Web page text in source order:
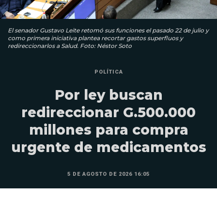
El senador Gustavo Leite retomó sus funciones el pasado 22 de julio y
como primera iniciativa plantea recortar gastos superfluos y
redireccionarlos a Salud. Foto: Néstor Soto
POLÍTICA
Por ley buscan
redireccionar G.500.000
millones para compra
urgente de medicamentos
5 DE AGOSTO DE 2026 16:05